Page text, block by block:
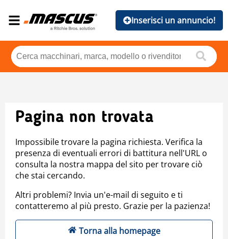
Inserisci un annuncio!
Pagina non trovata
Impossibile trovare la pagina richiesta. Verifica la
presenza di eventuali errori di battitura nell'URL o
consulta la nostra mappa del sito per trovare ciò
che stai cercando.
Altri problemi? Invia un'e-mail di seguito e ti
contatteremo al più presto. Grazie per la pazienza!
Torna alla homepage